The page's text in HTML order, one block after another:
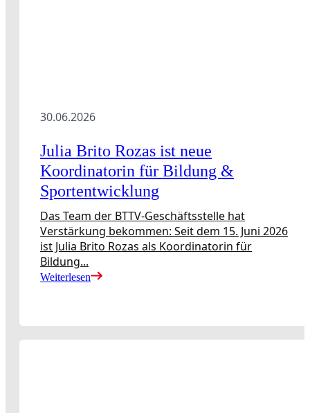
30.06.2026
Julia Brito Rozas ist neue
Koordinatorin für Bildung &
Sportentwicklung
Das Team der BTTV-Geschäftsstelle hat
Verstärkung bekommen: Seit dem 15. Juni 2026
ist Julia Brito Rozas als Koordinatorin für
Bildung...
Weiterlesen